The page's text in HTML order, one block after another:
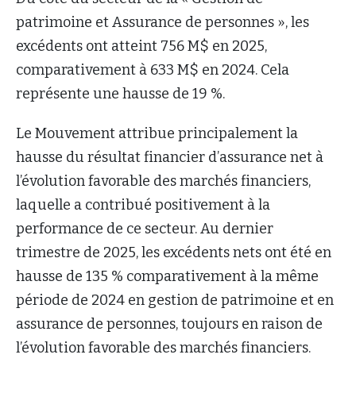
patrimoine et Assurance de personnes », les
excédents ont atteint 756 M$ en 2025,
comparativement à 633 M$ en 2024. Cela
représente une hausse de 19 %.
Le Mouvement attribue principalement la
hausse du résultat financier d’assurance net à
l’évolution favorable des marchés financiers,
laquelle a contribué positivement à la
performance de ce secteur. Au dernier
trimestre de 2025, les excédents nets ont été en
hausse de 135 % comparativement à la même
période de 2024 en gestion de patrimoine et en
assurance de personnes, toujours en raison de
l’évolution favorable des marchés financiers.